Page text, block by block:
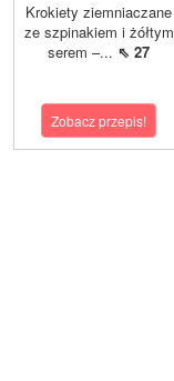
Krokiety ziemniaczane
ze szpinakiem i żółtym
serem –... ⇖ 27
Zobacz przepis!